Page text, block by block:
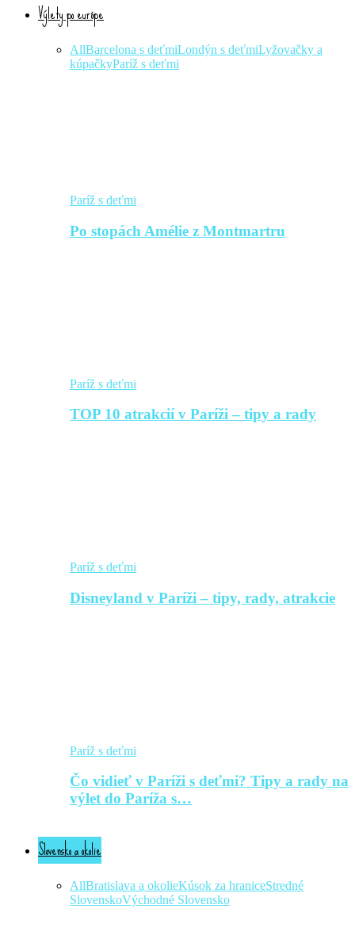
Výlety po európe
AllBarcelona s deťmiLondýn s deťmiLyžovačky a
kúpačkyParíž s deťmi
Paríž s deťmi
Po stopách Amélie z Montmartru
Paríž s deťmi
TOP 10 atrakcií v Paríži – tipy a rady
Paríž s deťmi
Disneyland v Paríži – tipy, rady, atrakcie
Paríž s deťmi
Čo vidieť v Paríži s deťmi? Tipy a rady na
výlet do Paríža s…
Slovensko a okolie
AllBratislava a okolieKúsok za hraniceStredné
SlovenskoVýchodné Slovensko